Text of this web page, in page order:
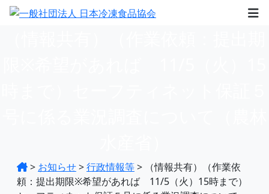
> お知らせ>行政情報等>
（情報共有）（作業依
頼：提出期限※希望があれば 11/5（火）15時まで）